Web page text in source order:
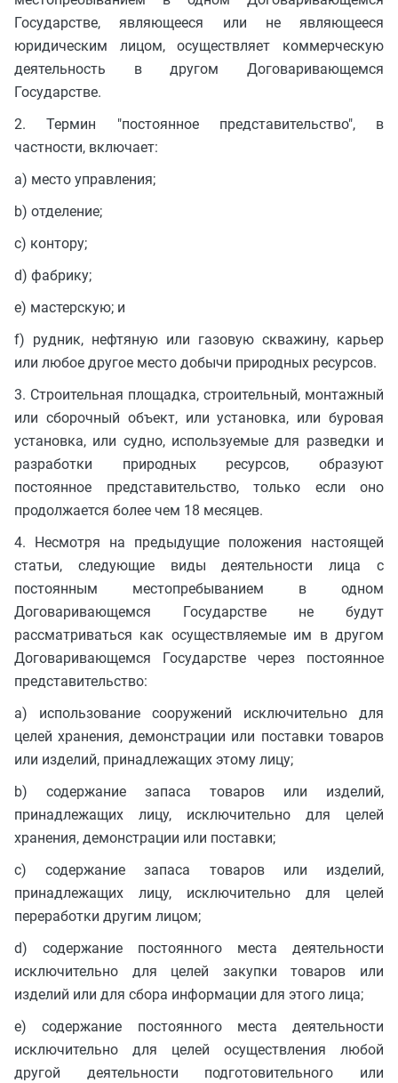
Государстве, являющееся или не являющееся
юридическим лицом, осуществляет коммерческую
деятельность в другом Договаривающемся
Государстве.
2. Термин "постоянное представительство", в
частности, включает:
a) место управления;
b) отделение;
c) контору;
d) фабрику;
e) мастерскую; и
f) рудник, нефтяную или газовую скважину, карьер
или любое другое место добычи природных ресурсов.
3. Строительная площадка, строительный, монтажный
или сборочный объект, или установка, или буровая
установка, или судно, используемые для разведки и
разработки природных ресурсов, образуют
постоянное представительство, только если оно
продолжается более чем 18 месяцев.
4. Несмотря на предыдущие положения настоящей
статьи, следующие виды деятельности лица с
постоянным местопребыванием в одном
Договаривающемся Государстве не будут
рассматриваться как осуществляемые им в другом
Договаривающемся Государстве через постоянное
представительство:
a) использование сооружений исключительно для
целей хранения, демонстрации или поставки товаров
или изделий, принадлежащих этому лицу;
b) содержание запаса товаров или изделий,
принадлежащих лицу, исключительно для целей
хранения, демонстрации или поставки;
c) содержание запаса товаров или изделий,
принадлежащих лицу, исключительно для целей
переработки другим лицом;
d) содержание постоянного места деятельности
исключительно для целей закупки товаров или
изделий или для сбора информации для этого лица;
e) содержание постоянного места деятельности
исключительно для целей осуществления любой
другой деятельности подготовительного или